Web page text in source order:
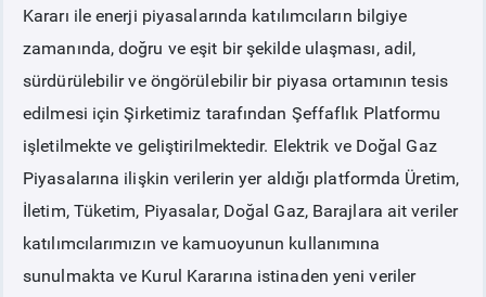
PİYASAKAYITSÜRECİ
SERBEST TÜKETİCİ
MALİ UZLAŞTIRMA
Kararı ile enerji piyasalarında katılımcıların bilgiye
zamanında, doğru ve eşit bir şekilde ulaşması, adil,
sürdürülebilir ve öngörülebilir bir piyasa ortamının tesis
edilmesi için Şirketimiz tarafından Şeffaflık Platformu
işletilmekte ve geliştirilmektedir. Elektrik ve Doğal Gaz
Piyasalarına ilişkin verilerin yer aldığı platformda Üretim,
İletim, Tüketim, Piyasalar, Doğal Gaz, Barajlara ait veriler
katılımcılarımızın ve kamuoyunun kullanımına
sunulmakta ve Kurul Kararına istinaden yeni veriler